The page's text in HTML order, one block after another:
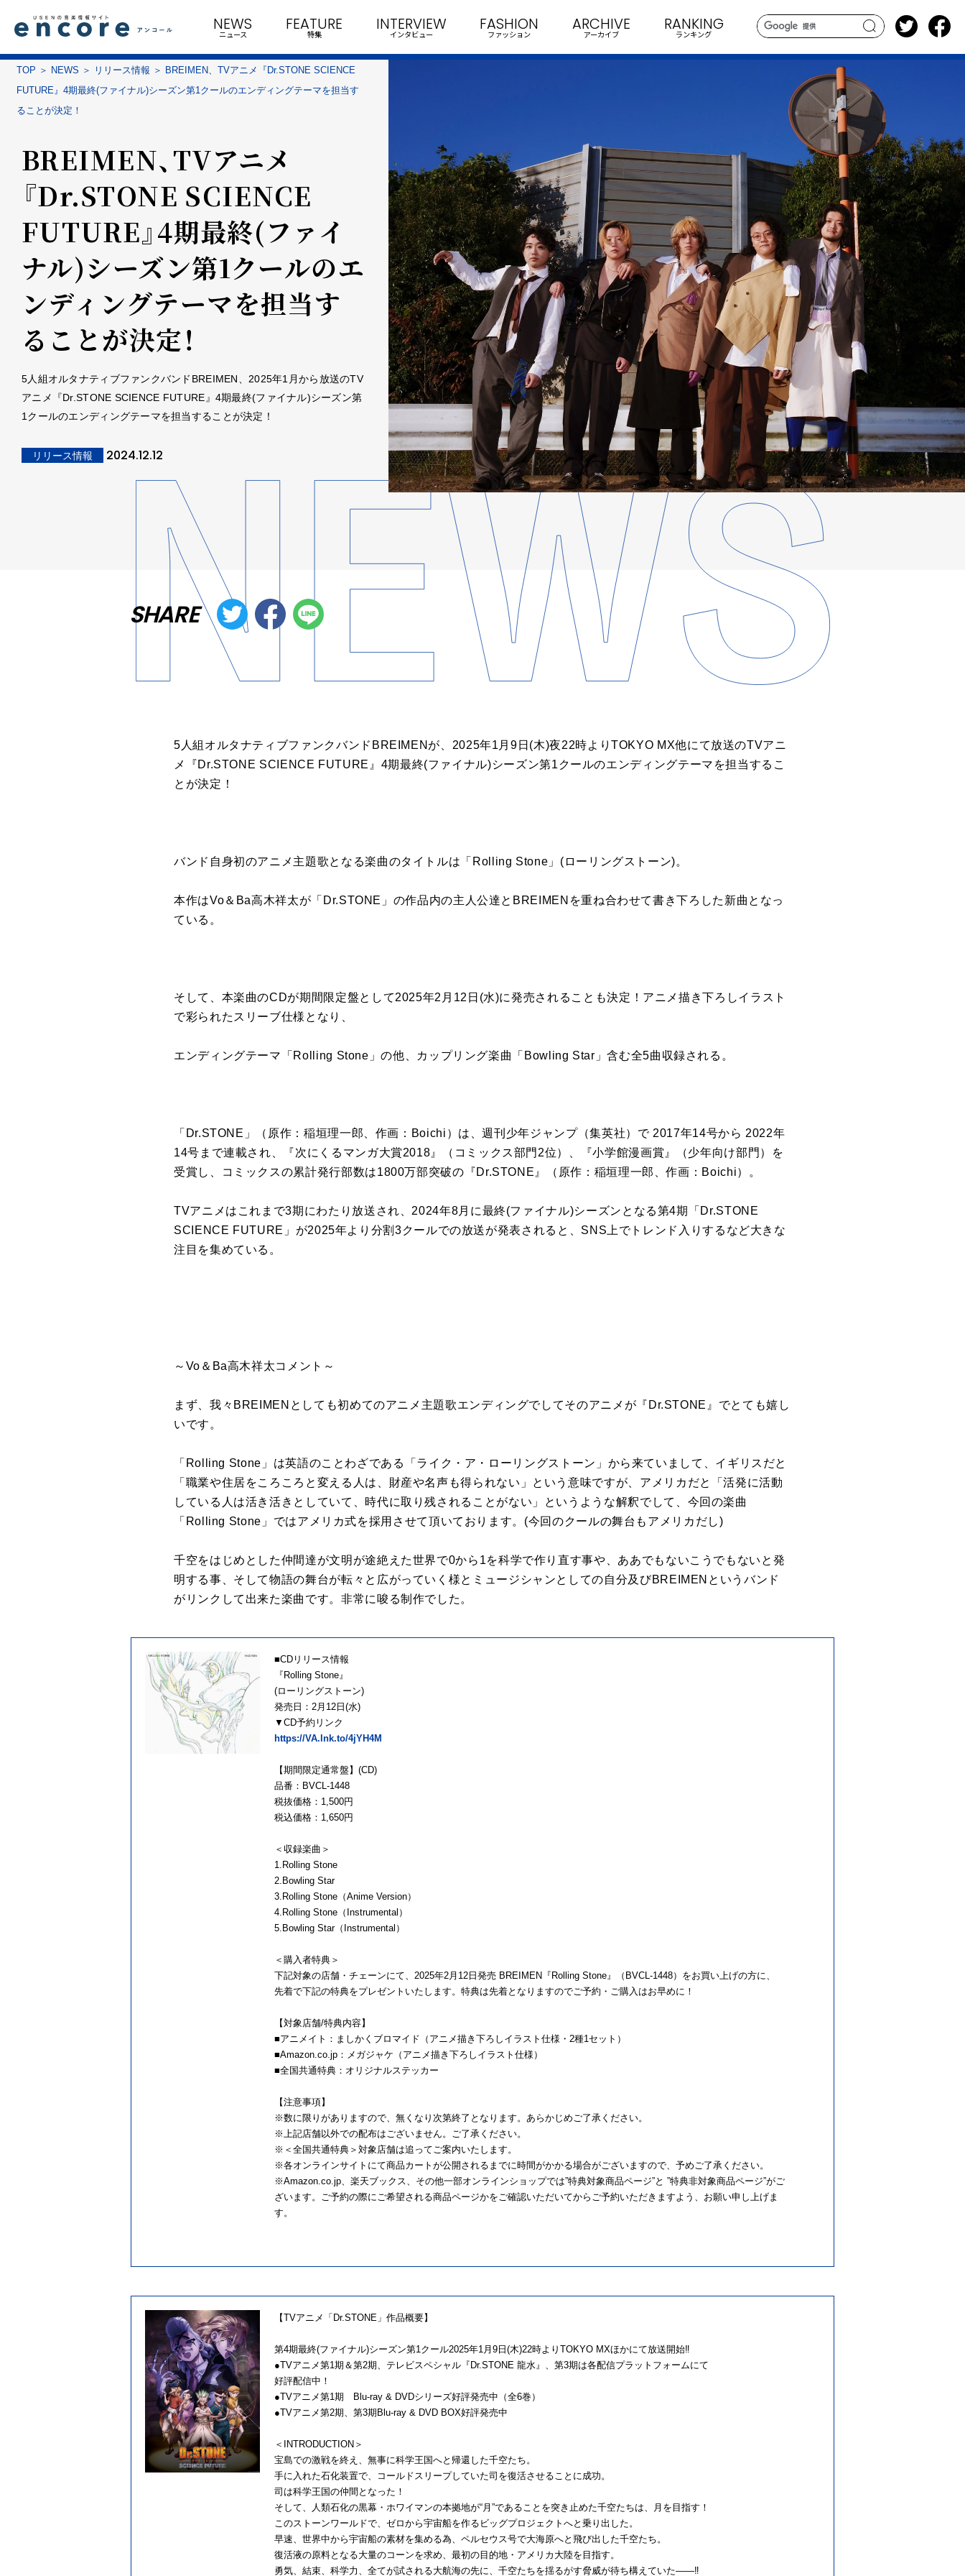
search
NEWS
ニュース
FEATURE
特集
INTERVIEW
インタビュー
FASHION
ファッション
ARCHIVE
アーカイブ
RANKING
ランキング
TOP NEWS リリース情報
BREIMEN、TVアニメ『Dr.STONE SCIENCE
FUTURE』4期最終(ファイナル)シーズン第1クールのエンディングテーマを担当す
ることが決定！
BREIMEN、TVアニメ
『Dr.STONE SCIENCE
FUTURE』4期最終(ファイ
ナル)シーズン第1クールのエ
ンディングテーマを担当す
ることが決定！
5人組オルタナティブファンクバンドBREIMEN、2025年1月から放送のTV
アニメ『Dr.STONE SCIENCE FUTURE』4期最終(ファイナル)シーズン第
1クールのエンディングテーマを担当することが決定！
リリース情報 2024.12.12
SHARE
5人組オルタナティブファンクバンドBREIMENが、2025年1月9日(木)夜22時よりTOKYO MX他にて放送のTVアニ
メ『Dr.STONE SCIENCE FUTURE』4期最終(ファイナル)シーズン第1クールのエンディングテーマを担当するこ
とが決定！
バンド自身初のアニメ主題歌となる楽曲のタイトルは「Rolling Stone」(ローリングストーン)。
本作はVo＆Ba高木祥太が「Dr.STONE」の作品内の主人公達とBREIMENを重ね合わせて書き下ろした新曲となっ
ている。
そして、本楽曲のCDが期間限定盤として2025年2月12日(水)に発売されることも決定！アニメ描き下ろしイラスト
で彩られたスリーブ仕様となり、
エンディングテーマ「Rolling Stone」の他、カップリング楽曲「Bowling Star」含む全5曲収録される。
「Dr.STONE」（原作：稲垣理一郎、作画：Boichi）は、週刊少年ジャンプ（集英社）で 2017年14号から 2022年
14号まで連載され、『次にくるマンガ大賞2018』（コミックス部門2位）、『小学館漫画賞』（少年向け部門）を
受賞し、コミックスの累計発行部数は1800万部突破の『Dr.STONE』（原作：稲垣理一郎、作画：Boichi）。
TVアニメはこれまで3期にわたり放送され、2024年8月に最終(ファイナル)シーズンとなる第4期「Dr.STONE
SCIENCE FUTURE」が2025年より分割3クールでの放送が発表されると、SNS上でトレンド入りするなど大きな
注目を集めている。
～Vo＆Ba高木祥太コメント～
まず、我々BREIMENとしても初めてのアニメ主題歌エンディングでしてそのアニメが『Dr.STONE』でとても嬉し
いです。
「Rolling Stone」は英語のことわざである「ライク・ア・ローリングストーン」から来ていまして、イギリスだと
「職業や住居をころころと変える人は、財産や名声も得られない」という意味ですが、アメリカだと「活発に活動
している人は活き活きとしていて、時代に取り残されることがない」というような解釈でして、今回の楽曲
「Rolling Stone」ではアメリカ式を採用させて頂いております。(今回のクールの舞台もアメリカだし)
千空をはじめとした仲間達が文明が途絶えた世界で0から1を科学で作り直す事や、ああでもないこうでもないと発
明する事、そして物語の舞台が転々と広がっていく様とミュージシャンとしての自分及びBREIMENというバンド
がリンクして出来た楽曲です。非常に唆る制作でした。
■CDリリース情報
『Rolling Stone』
(ローリングストーン)
発売日：2月12日(水)
▼CD予約リンク
https://VA.lnk.to/4jYH4M
【期間限定通常盤】(CD)
品番：BVCL-1448
税抜価格：1,500円
税込価格：1,650円
＜収録楽曲＞
1.Rolling Stone
2.Bowling Star
3.Rolling Stone（Anime Version）
4.Rolling Stone（Instrumental）
5.Bowling Star（Instrumental）
＜購入者特典＞
下記対象の店舗・チェーンにて、2025年2月12日発売 BREIMEN『Rolling Stone』（BVCL-1448）をお買い上げの方に、
先着で下記の特典をプレゼントいたします。特典は先着となりますのでご予約・ご購入はお早めに！
【対象店舗/特典内容】
■アニメイト：ましかくブロマイド（アニメ描き下ろしイラスト仕様・2種1セット）
■Amazon.co.jp：メガジャケ（アニメ描き下ろしイラスト仕様）
■全国共通特典：オリジナルステッカー
【注意事項】
※数に限りがありますので、無くなり次第終了となります。あらかじめご了承ください。
※上記店舗以外での配布はございません。ご了承ください。
※＜全国共通特典＞対象店舗は追ってご案内いたします。
※各オンラインサイトにて商品カートが公開されるまでに時間がかかる場合がございますので、予めご了承ください。
※Amazon.co.jp、楽天ブックス、その他一部オンラインショップでは”特典対象商品ページ”と ”特典非対象商品ページ”がご
ざいます。ご予約の際にご希望される商品ページかをご確認いただいてからご予約いただきますよう、お願い申し上げま
す。
【TVアニメ「Dr.STONE」作品概要】
第4期最終(ファイナル)シーズン第1クール2025年1月9日(木)22時よりTOKYO MXほかにて放送開始‼
●TVアニメ第1期＆第2期、テレビスペシャル『Dr.STONE 龍水』、第3期は各配信プラットフォームにて
好評配信中！
●TVアニメ第1期 Blu-ray & DVDシリーズ好評発売中（全6巻）
●TVアニメ第2期、第3期Blu-ray & DVD BOX好評発売中
＜INTRODUCTION＞
宝島での激戦を終え、無事に科学王国へと帰還した千空たち。
手に入れた石化装置で、コールドスリープしていた司を復活させることに成功。
司は科学王国の仲間となった！
そして、人類石化の黒幕・ホワイマンの本拠地が“月”であることを突き止めた千空たちは、月を目指す！
このストーンワールドで、ゼロから宇宙船を作るビッグプロジェクトへと乗り出した。
早速、世界中から宇宙船の素材を集める為、ペルセウス号で大海原へと飛び出した千空たち。
復活液の原料となる大量のコーンを求め、最初の目的地・アメリカ大陸を目指す。
勇気、結束、科学力、全てが試される大航海の先に、千空たちを揺るがす脅威が待ち構えていた――‼